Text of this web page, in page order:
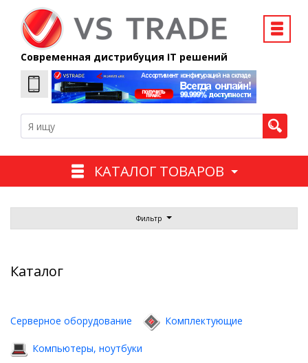
Современная дистрибуция IT решений
КАТАЛОГ ТОВАРОВ
Фильтр
Каталог
Серверное оборудование Комплектующие
Компьютеры, ноутбуки